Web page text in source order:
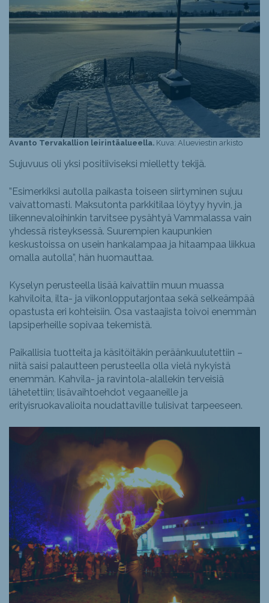
Avanto Tervakallion leirintäalueella. Kuva: Alueviestin arkisto
Sujuvuus oli yksi positiiviseksi mielletty tekijä.
”Esimerkiksi autolla paikasta toiseen siirtyminen sujuu
vaivattomasti. Maksutonta parkkitilaa löytyy hyvin, ja
liikennevaloihinkin tarvitsee pysähtyä Vammalassa vain
yhdessä risteyksessä. Suurempien kaupunkien
keskustoissa on usein hankalampaa ja hitaampaa liikkua
omalla autolla”, hän huomauttaa.
Kyselyn perusteella lisää kaivattiin muun muassa
kahviloita, ilta- ja viikonlopputarjontaa sekä selkeämpää
opastusta eri kohteisiin. Osa vastaajista toivoi enemmän
lapsiperheille sopivaa tekemistä.
Paikallisia tuotteita ja käsitöitäkin peräänkuulutettiin –
niitä saisi palautteen perusteella olla vielä nykyistä
enemmän. Kahvila- ja ravintola-alallekin terveisiä
lähetettiin; lisävaihtoehdot vegaaneille ja
erityisruokavalioita noudattaville tulisivat tarpeeseen.